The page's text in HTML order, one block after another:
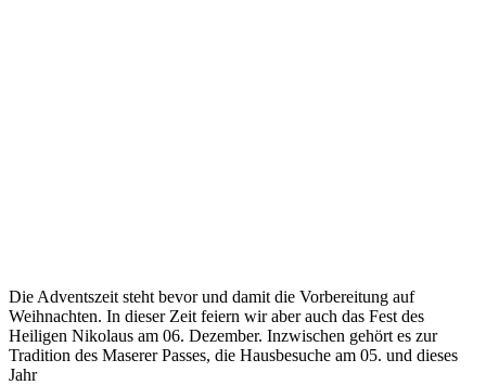
Die Adventszeit steht bevor und damit die Vorbereitung auf
Weihnachten. In dieser Zeit feiern wir aber auch das Fest des
Heiligen Nikolaus am 06. Dezember. Inzwischen gehört es zur
Tradition des Maserer Passes, die Hausbesuche am 05. und dieses
Jahr